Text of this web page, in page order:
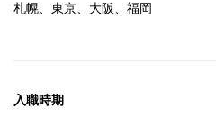
札幌、東京、大阪、福岡
入職時期